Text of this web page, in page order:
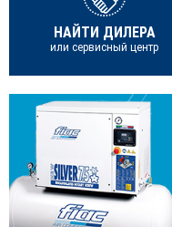
НАЙТИ ДИЛЕРА
или сервисный центр